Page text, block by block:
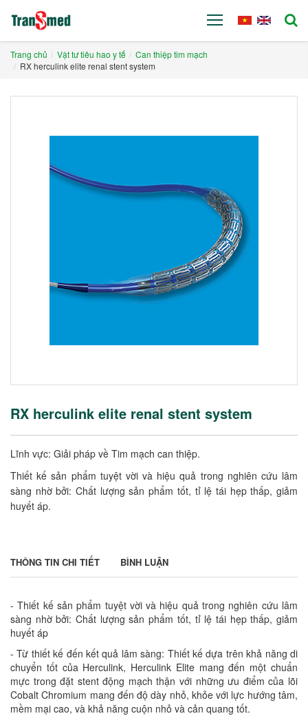
Trang chủ Vật tư tiêu hao y tế
Can thiệp tim mạch
RX herculink elite renal stent system
RX herculink elite renal stent system
Lĩnh vực: Giải pháp về Tim mạch can thiệp.
Thiết kế sản phẩm tuyệt vời và hiệu quả trong nghiên cứu lâm
sàng nhờ bởi: Chất lượng sản phẩm tốt, tỉ lệ tái hẹp thấp, giảm
huyết áp.
THÔNG TIN CHI TIẾT BÌNH LUẬN
- Thiết kế sản phẩm tuyệt vời và hiệu quả trong nghiên cứu lâm
sàng nhờ bởi: Chất lượng sản phẩm tốt, tỉ lệ tái hẹp thấp, giảm
huyết áp
- Từ thiết kế đến kết quả lâm sàng: Thiết kế dựa trên khả năng di
chuyển tốt của Herculink, Herculink Elite mang đến một chuẩn
mực trong đặt stent động mạch thận với những ưu điểm của lõi
Cobalt Chromium mang đến độ dày nhỏ, khỏe với lực hướng tâm,
mềm mại cao, và khả năng cuộn nhỏ và cản quang tốt.